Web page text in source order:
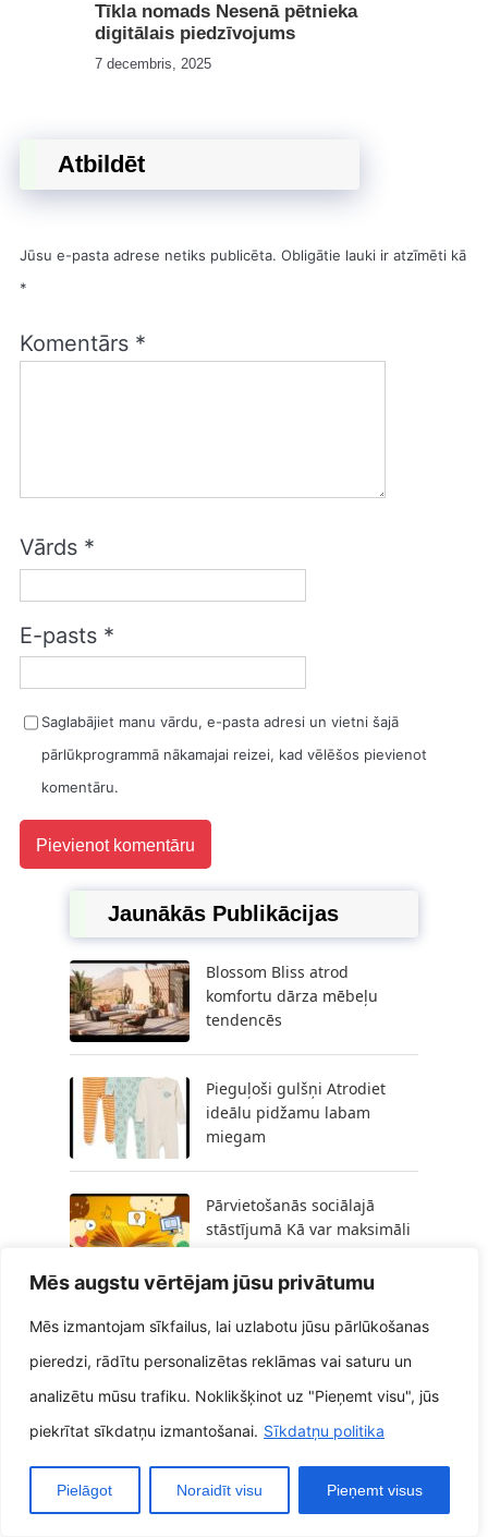
Mēs augstu vērtējam jūsu privātumu
Mēs izmantojam sīkfailus, lai uzlabotu jūsu pārlūkošanas
pieredzi, rādītu personalizētas reklāmas vai saturu un
analizētu mūsu trafiku. Noklikšķinot uz "Pieņemt visu", jūs
piekrītat sīkdatņu izmantošanai. Sīkdatņu politika
Pielāgot Noraidīt visu Pieņemt visus
Tīkla nomads Nesenā pētnieka
digitālais piedzīvojums
7 decembris, 2025
Atbildēt
Jūsu e-pasta adrese netiks publicēta. Obligātie lauki ir atzīmēti kā
*
Komentārs *
Vārds *
E-pasts *
Saglabājiet manu vārdu, e-pasta adresi un vietni šajā
pārlūkprogrammā nākamajai reizei, kad vēlēšos pievienot
komentāru.
Jaunākās Publikācijas
Blossom Bliss atrod
komfortu dārza mēbeļu
tendencēs
Pieguļoši gulšņi Atrodiet
ideālu pidžamu labam
miegam
Pārvietošanās sociālajā
stāstījumā Kā var maksimāli
kā veids, kā pastāstītu savu
Izstrādājiet Joy 5 diY
projektus, lai varētu
attiecībā uz apburošu
patvērumu